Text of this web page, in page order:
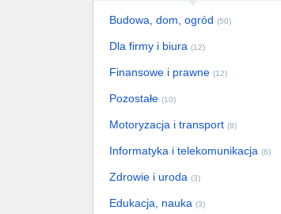
Budowa, dom, ogród (50)
Dla firmy i biura (12)
Finansowe i prawne (12)
Pozostałe (10)
Motoryzacja i transport (8)
Informatyka i telekomunikacja (6)
Zdrowie i uroda (3)
Edukacja, nauka (3)